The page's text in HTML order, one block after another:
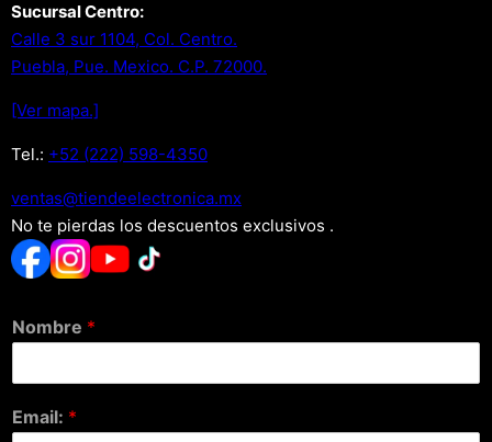
Sucursal Centro:
Calle 3 sur 1104, Col. Centro.
Puebla, Pue. Mexico. C.P. 72000.
[Ver mapa.]
Tel.: +52 (222) 598-4350
xm.acinortceleedneit@satnev
No te pierdas los descuentos exclusivos .
Nombre *
Email: *